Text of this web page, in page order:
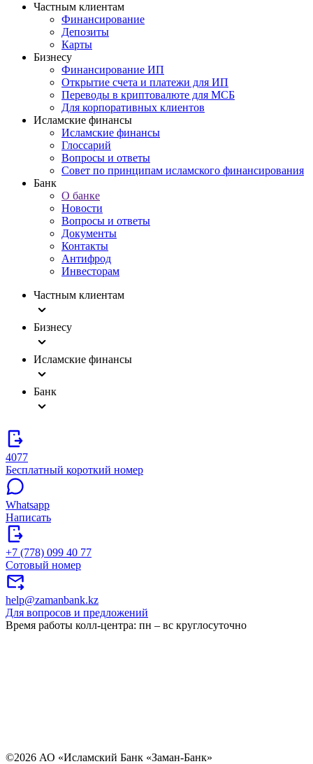
Частным клиентам
Финансирование
Депозиты
Карты
Бизнесу
Финансирование ИП
Открытие счета и платежи для ИП
Переводы в криптовалюте для МСБ
Для корпоративных клиентов
Исламские финансы
Исламские финансы
Глоссарий
Вопросы и ответы
Совет по принципам исламского финансирования
Банк
О банке
Новости
Вопросы и ответы
Документы
Контакты
Антифрод
Инвесторам
Частным клиентам
Бизнесу
Исламские финансы
Банк
4077
Бесплатный короткий номер
Whatsapp
Написать
+7 (778) 099 40 77
Сотовый номер
help@zamanbank.kz
Для вопросов и предложений
Время работы колл-центра: пн – вс круглосуточно
©2026 АО «Исламский Банк «Заман-Банк»